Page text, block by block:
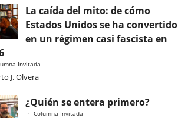
La caída del mito: de cómo
Estados Unidos se ha convertido
en un régimen casi fascista en
Invitada
J. Olvera
¿Quién se entera primero?
Columna Invitada